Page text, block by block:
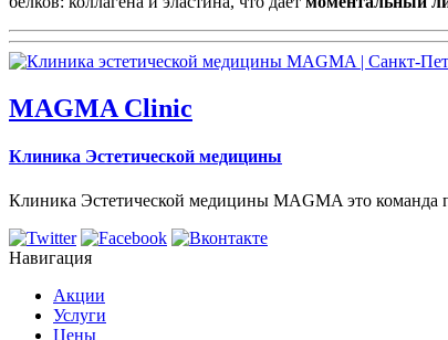
MAGMA Clinic
Клиника Эстетической медицины
Клиника Эстетической медицины MAGMA это команда
Навигация
Акции
Услуги
Цены